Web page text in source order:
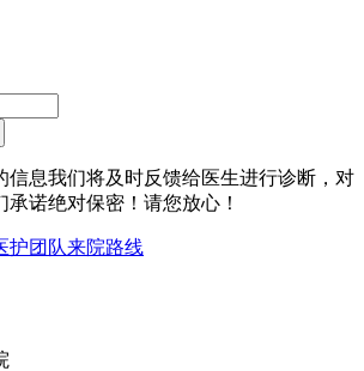
信息我们将及时反馈给医生进行诊断，对
诺绝对保密！请您放心！
护团队来院路线